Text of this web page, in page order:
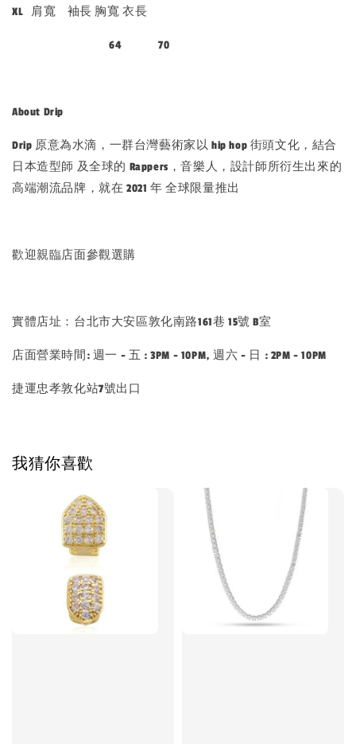
XL 肩寬 袖長 胸寬 衣長
64 70
About Drip
Drip 原意為水滴，一群台灣藝術家以 hip hop 街頭文化，結合
日本造型師 及全球的 Rappers，音樂人，設計師所衍生出來的
高端潮流品牌，就在 2021 年 全球限量推出
歡迎親臨店面參觀選購
實體店址：台北市大安區敦化南路161巷 15號 B室
店面營業時間: 週一 - 五 : 3PM - 10PM, 週六 - 日 : 2PM - 10PM
捷運忠孝敦化站7號出口
我猜你喜歡